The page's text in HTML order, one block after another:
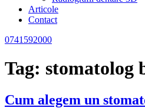
Articole
Contact
0741592000
Tag: stomatolog
Cum alegem un